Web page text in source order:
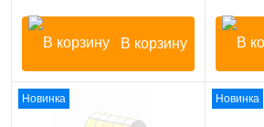
В корзину
Новинка Новинка